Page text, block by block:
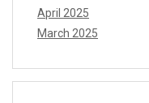
April 2025
March 2025